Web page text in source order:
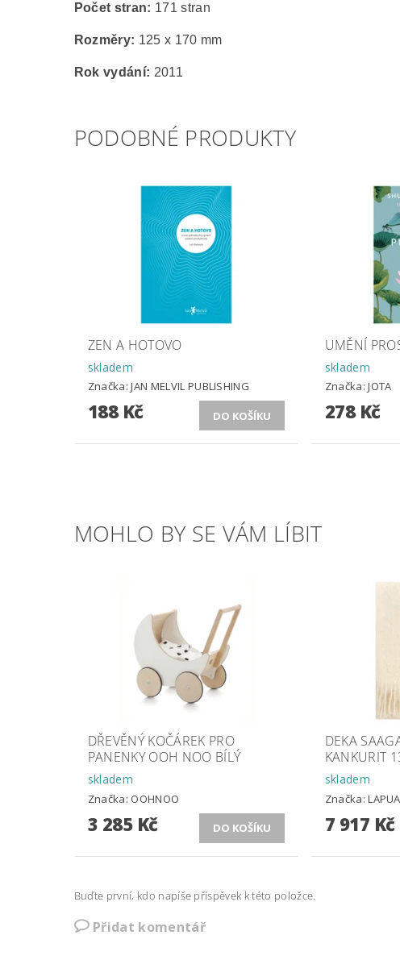
Počet stran: 171 stran
Rozměry: 125 x 170 mm
Rok vydání: 2011
PODOBNÉ PRODUKTY
ZEN A HOTOVO
skladem
Značka:JAN MELVIL PUBLISHING
188 Kč
UMĚNÍ
skladem
Značka:JOTA
278 Kč
MOHLO BY SE VÁM LÍBIT
DŘEVĚNÝ KOČÁREK PRO
PANENKY OOH NOO BÍLÝ
skladem
Značka: OOHNOO
3 285 Kč
DEKA
KANKURIT
skladem
Značka:
7 917 Kč
Buďte první, kdo napíše příspěvek k této položce.
Přidat komentář